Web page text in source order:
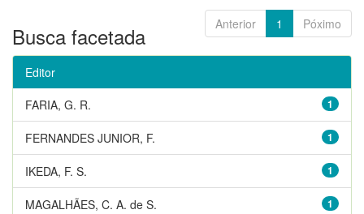
Anterior 1 Póximo
Busca facetada
Editor
1
FARIA, G. R.
1
FERNANDES JUNIOR, F.
1
IKEDA, F. S.
1
MAGALHÃES, C. A. de S.